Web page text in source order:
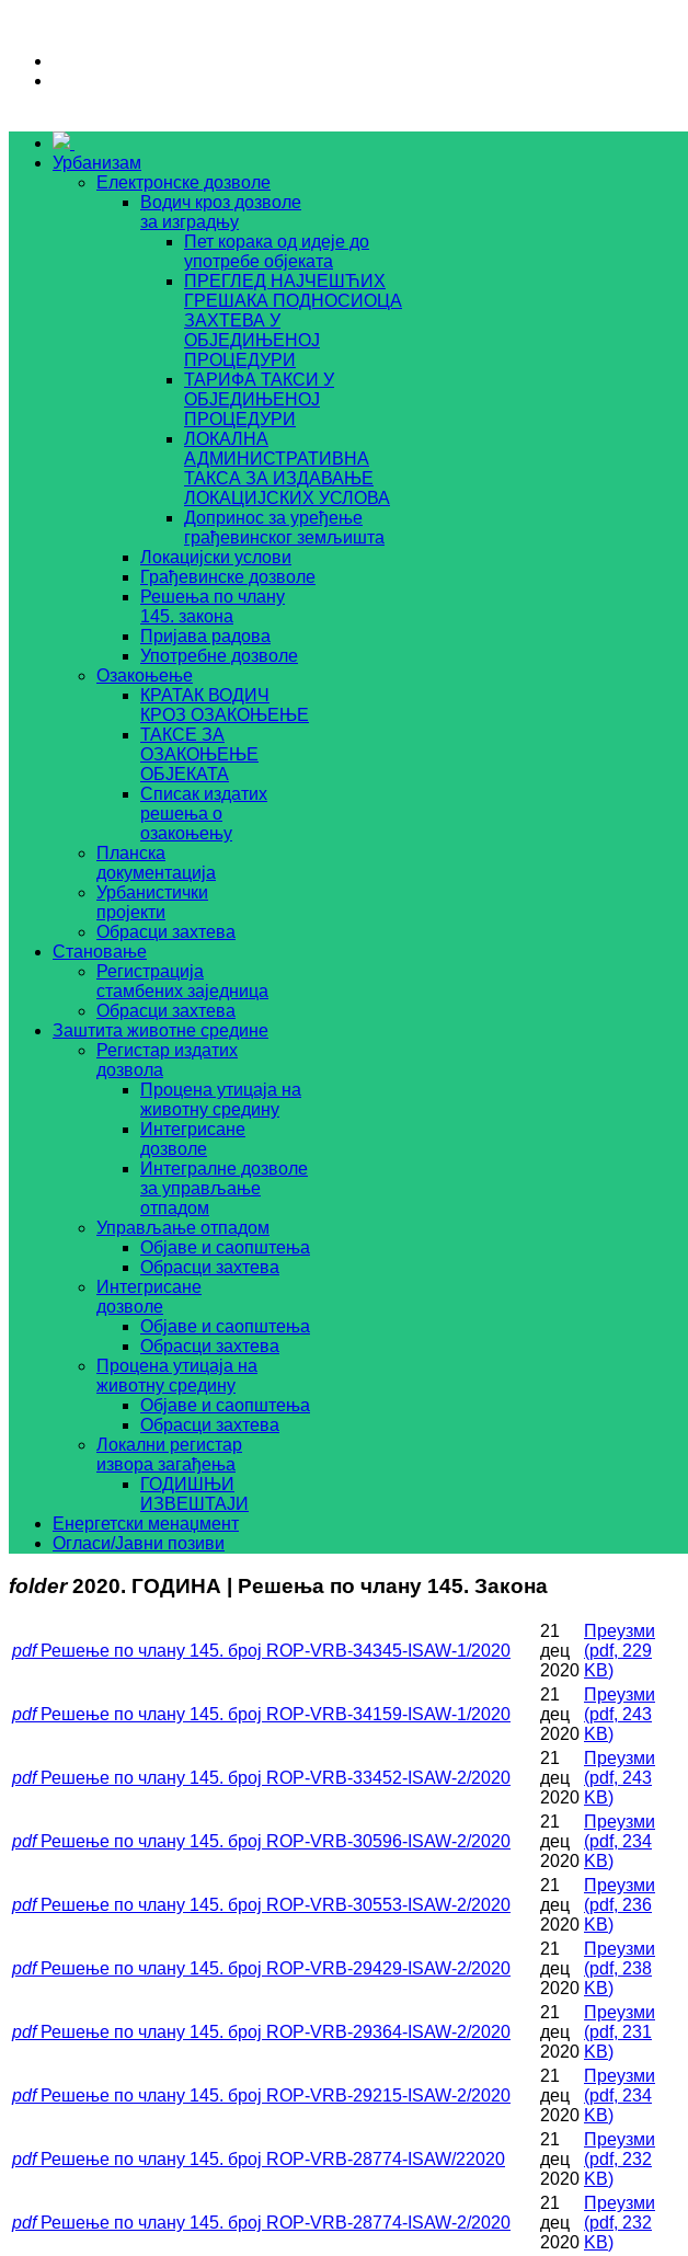
Урбанизам
Електронске дозволе
Водич кроз дозволе
за изградњу
Пет корака од идеје до
употребе објеката
ПРЕГЛЕД НАЈЧЕШЋИХ
ГРЕШАКА ПОДНОСИОЦА
ЗАХТЕВА У
ОБЈЕДИЊЕНОЈ
ПРОЦЕДУРИ
ТАРИФА ТАКСИ У
ОБЈЕДИЊЕНОЈ
ПРОЦЕДУРИ
ЛОКАЛНА
АДМИНИСТРАТИВНА
ТАКСА ЗА ИЗДАВАЊЕ
ЛОКАЦИЈСКИХ УСЛОВА
Допринос за уређење
грађевинског земљишта
Локацијски услови
Грађевинске дозволе
Решења по члану
145. закона
Пријава радова
Употребне дозволе
Озакоњење
КРАТАК ВОДИЧ
КРОЗ ОЗАКОЊЕЊЕ
ТАКСЕ ЗА
ОЗАКОЊЕЊЕ
ОБЈЕКАТА
Списак издатих
решења о
озакоњењу
Планска
документација
Урбанистички
пројекти
Обрасци захтева
Становање
Регистрација
стамбених заједница
Обрасци захтева
Заштита животне средине
Регистар издатих
дозвола
Процена утицаја на
животну средину
Интегрисане
дозволе
Интегралне дозволе
за управљање
отпадом
Управљање отпадом
Објаве и саопштења
Обрасци захтева
Интегрисане
дозволе
Објаве и саопштења
Обрасци захтева
Процена утицаја на
животну средину
Објаве и саопштења
Обрасци захтева
Локални регистар
извора загађења
ГОДИШЊИ
ИЗВЕШТАЈИ
Енергетски менаџмент
Огласи/Јавни позиви
folder 2020. ГОДИНА | Решења по члану 145. Закона
pdf Решење по члану 145. број ROP-VRB-34345-ISAW-1/2020
21
дец
2020
Преузми
(pdf, 229
KB)
pdf Решење по члану 145. број ROP-VRB-34159-ISAW-1/2020
21
дец
2020
Преузми
(pdf, 243
KB)
pdf Решење по члану 145. број ROP-VRB-33452-ISAW-2/2020
21
дец
2020
Преузми
(pdf, 243
KB)
pdf Решење по члану 145. број ROP-VRB-30596-ISAW-2/2020
21
дец
2020
Преузми
(pdf, 234
KB)
pdf Решење по члану 145. број ROP-VRB-30553-ISAW-2/2020
21
дец
2020
Преузми
(pdf, 236
KB)
pdf Решење по члану 145. број ROP-VRB-29429-ISAW-2/2020
21
дец
2020
Преузми
(pdf, 238
KB)
pdf Решење по члану 145. број ROP-VRB-29364-ISAW-2/2020
21
дец
2020
Преузми
(pdf, 231
KB)
pdf Решење по члану 145. број ROP-VRB-29215-ISAW-2/2020
21
дец
2020
Преузми
(pdf, 234
KB)
pdf Решење по члану 145. број ROP-VRB-28774-ISAW/22020
21
дец
2020
Преузми
(pdf, 232
KB)
pdf Решење по члану 145. број ROP-VRB-28774-ISAW-2/2020
21
дец
2020
Преузми
(pdf, 232
KB)